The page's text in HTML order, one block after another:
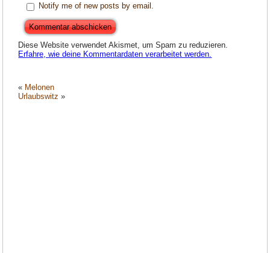
Notify me of new posts by email.
Diese Website verwendet Akismet, um Spam zu reduzieren.
Erfahre, wie deine Kommentardaten verarbeitet werden.
« Melonen
Urlaubswitz »